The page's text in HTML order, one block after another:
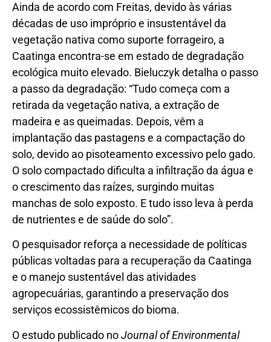
Ainda de acordo com Freitas, devido às várias
décadas de uso impróprio e insustentável da
vegetação nativa como suporte forrageiro, a
Caatinga encontra-se em estado de degradação
ecológica muito elevado. Bieluczyk detalha o passo
a passo da degradação: “Tudo começa com a
retirada da vegetação nativa, a extração de
madeira e as queimadas. Depois, vêm a
implantação das pastagens e a compactação do
solo, devido ao pisoteamento excessivo pelo gado.
O solo compactado dificulta a infiltração da água e
o crescimento das raízes, surgindo muitas
manchas de solo exposto. E tudo isso leva à perda
de nutrientes e de saúde do solo”.
O pesquisador reforça a necessidade de políticas
públicas voltadas para a recuperação da Caatinga
e o manejo sustentável das atividades
agropecuárias, garantindo a preservação dos
serviços ecossistêmicos do bioma.
O estudo publicado noJournal of Environmental